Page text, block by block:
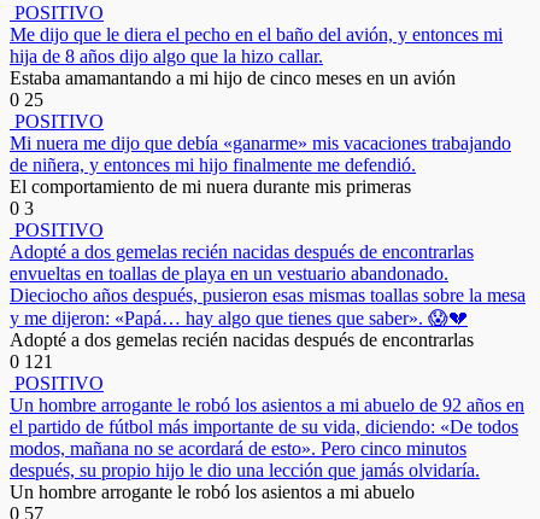
POSITIVO
Me dijo que le diera el pecho en el baño del avión, y entonces mi
hija de 8 años dijo algo que la hizo callar.
Estaba amamantando a mi hijo de cinco meses en un avión
0 25
POSITIVO
Mi nuera me dijo que debía «ganarme» mis vacaciones trabajando
de niñera, y entonces mi hijo finalmente me defendió.
El comportamiento de mi nuera durante mis primeras
0 3
POSITIVO
Adopté a dos gemelas recién nacidas después de encontrarlas
envueltas en toallas de playa en un vestuario abandonado.
Dieciocho años después, pusieron esas mismas toallas sobre la mesa
y me dijeron: «Papá… hay algo que tienes que saber». 😱💔
Adopté a dos gemelas recién nacidas después de encontrarlas
0 121
POSITIVO
Un hombre arrogante le robó los asientos a mi abuelo de 92 años en
el partido de fútbol más importante de su vida, diciendo: «De todos
modos, mañana no se acordará de esto». Pero cinco minutos
después, su propio hijo le dio una lección que jamás olvidaría.
Un hombre arrogante le robó los asientos a mi abuelo
0 57